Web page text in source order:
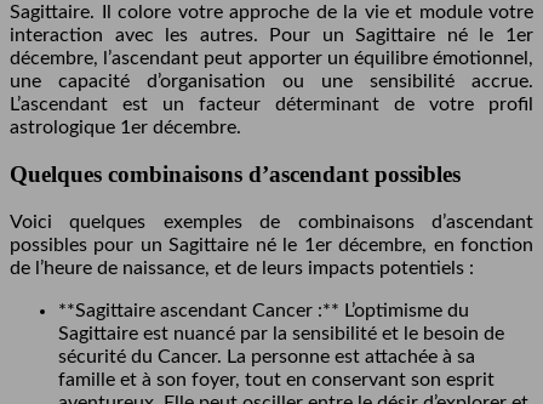
Sagittaire. Il colore votre approche de la vie et module votre
interaction avec les autres. Pour un Sagittaire né le 1er
décembre, l’ascendant peut apporter un équilibre émotionnel,
une capacité d’organisation ou une sensibilité accrue.
L’ascendant est un facteur déterminant de votre profil
astrologique 1er décembre.
Quelques combinaisons d’ascendant possibles
Voici quelques exemples de combinaisons d’ascendant
possibles pour un Sagittaire né le 1er décembre, en fonction
de l’heure de naissance, et de leurs impacts potentiels :
**Sagittaire ascendant Cancer :** L’optimisme du
Sagittaire est nuancé par la sensibilité et le besoin de
sécurité du Cancer. La personne est attachée à sa
famille et à son foyer, tout en conservant son esprit